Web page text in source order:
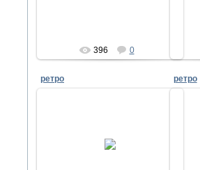
396 0
ретро ретро